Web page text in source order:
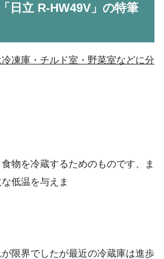
日立 R-HW49V」の特筆
凍庫・チルド室・野菜室などに分
物を冷蔵するためのものです、ま
低温を与えま
。
限界でしたが最近の冷蔵庫は進歩